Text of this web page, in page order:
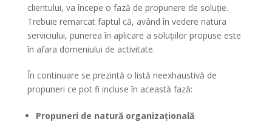
clientului, va începe o fază de propunere de soluție.
Trebuie remarcat faptul că, având în vedere natura
serviciului, punerea în aplicare a soluțiilor propuse este
în afara domeniului de activitate.
În continuare se prezintă o listă neexhaustivă de
propuneri ce pot fi incluse în această fază:
Propuneri de natură organizațională